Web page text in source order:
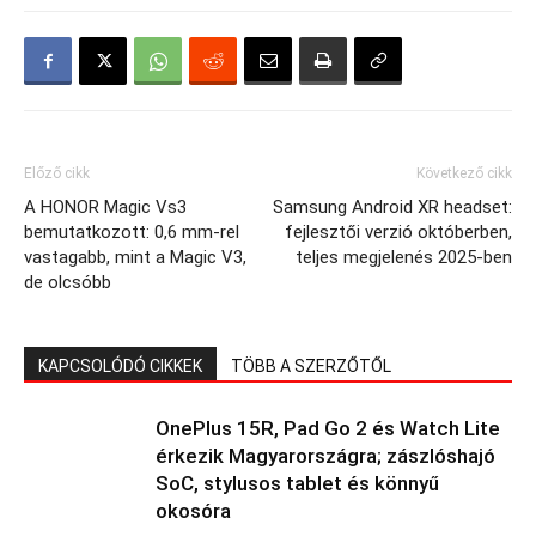
Előző cikk
A HONOR Magic Vs3
bemutatkozott: 0,6 mm-rel
vastagabb, mint a Magic V3,
de olcsóbb
Következő cikk
Samsung Android XR headset:
fejlesztői verzió októberben,
teljes megjelenés 2025-ben
KAPCSOLÓDÓ CIKKEK TÖBB A SZERZŐTŐL
OnePlus 15R, Pad Go 2 és Watch Lite
érkezik Magyarországra; zászlóshajó
SoC, stylusos tablet és könnyű
okosóra